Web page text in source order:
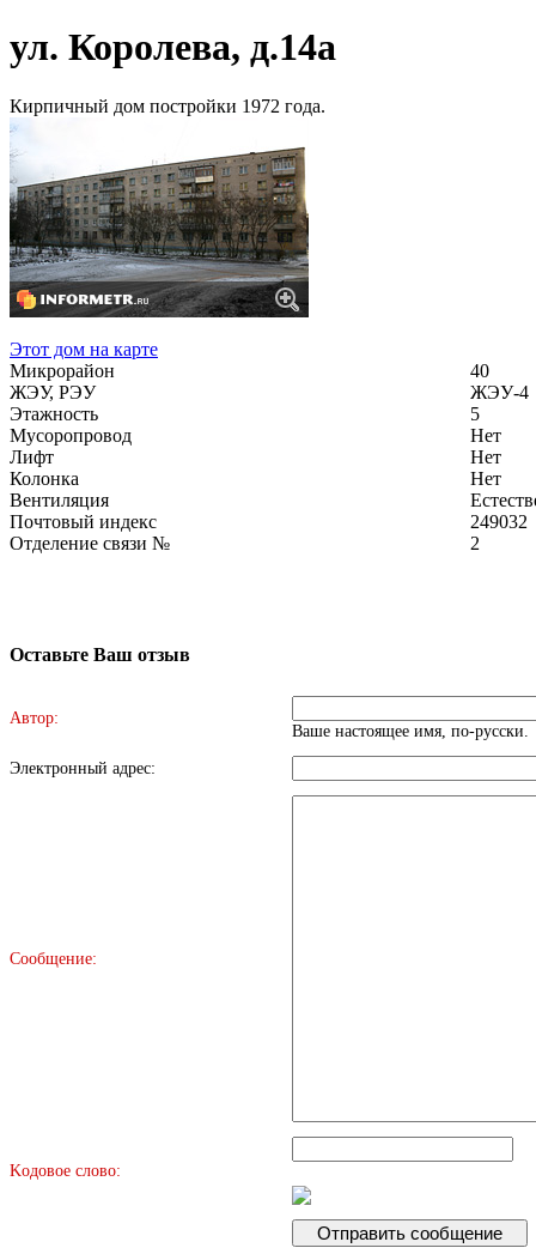
ул. Королева, д.14а
Кирпичный дом постройки 1972 года.
Этот дом на карте
Микрорайон
40
ЖЭУ, РЭУ
ЖЭУ-4
Этажность
5
Мусоропровод
Нет
Лифт
Нет
Колонка
Нет
Вентиляция
Почтовый индекс
249032
Отделение связи №
2
Оставьте Ваш отзыв
Автор:
Ваше настоящее имя, по-русски.
Электронный адрес:
Сообщение:
Kодовое слово: